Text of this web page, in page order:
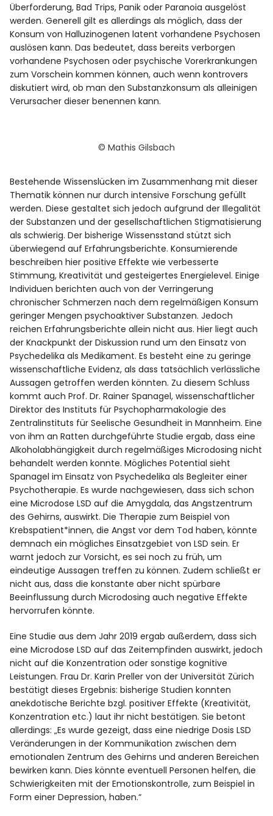
Überforderung, Bad Trips, Panik oder Paranoia ausgelöst
werden. Generell gilt es allerdings als möglich, dass der
Konsum von Halluzinogenen latent vorhandene Psychosen
auslösen kann. Das bedeutet, dass bereits verborgen
vorhandene Psychosen oder psychische Vorerkrankungen
zum Vorschein kommen können, auch wenn kontrovers
diskutiert wird, ob man den Substanzkonsum als alleinigen
Verursacher dieser benennen kann.
© Mathis Gilsbach
Bestehende Wissenslücken im Zusammenhang mit dieser
Thematik können nur durch intensive Forschung gefüllt
werden. Diese gestaltet sich jedoch aufgrund der Illegalität
der Substanzen und der gesellschaftlichen Stigmatisierung
als schwierig. Der bisherige Wissensstand stützt sich
überwiegend auf Erfahrungsberichte. Konsumierende
beschreiben hier positive Effekte wie verbesserte
Stimmung, Kreativität und gesteigertes Energielevel. Einige
Individuen berichten auch von der Verringerung
chronischer Schmerzen nach dem regelmäßigen Konsum
geringer Mengen psychoaktiver Substanzen. Jedoch
reichen Erfahrungsberichte allein nicht aus. Hier liegt auch
der Knackpunkt der Diskussion rund um den Einsatz von
Psychedelika als Medikament. Es besteht eine zu geringe
wissenschaftliche Evidenz, als dass tatsächlich verlässliche
Aussagen getroffen werden könnten. Zu diesem Schluss
kommt auch Prof. Dr. Rainer Spanagel, wissenschaftlicher
Direktor des Instituts für Psychopharmakologie des
Zentralinstituts für Seelische Gesundheit in Mannheim. Eine
von ihm an Ratten durchgeführte Studie ergab, dass eine
Alkoholabhängigkeit durch regelmäßiges Microdosing nicht
behandelt werden konnte. Mögliches Potential sieht
Spanagel im Einsatz von Psychedelika als Begleiter einer
Psychotherapie. Es wurde nachgewiesen, dass sich schon
eine Microdose LSD auf die Amygdala, das Angstzentrum
des Gehirns, auswirkt. Die Therapie zum Beispiel von
Krebspatient*innen, die Angst vor dem Tod haben, könnte
demnach ein mögliches Einsatzgebiet von LSD sein. Er
warnt jedoch zur Vorsicht, es sei noch zu früh, um
eindeutige Aussagen treffen zu können. Zudem schließt er
nicht aus, dass die konstante aber nicht spürbare
Beeinflussung durch Microdosing auch negative Effekte
hervorrufen könnte.
Eine Studie aus dem Jahr 2019 ergab außerdem, dass sich
eine Microdose LSD auf das Zeitempfinden auswirkt, jedoch
nicht auf die Konzentration oder sonstige kognitive
Leistungen. Frau Dr. Karin Preller von der Universität Zürich
bestätigt dieses Ergebnis: bisherige Studien konnten
anekdotische Berichte bzgl. positiver Effekte (Kreativität,
Konzentration etc.) laut ihr nicht bestätigen. Sie betont
allerdings: „Es wurde gezeigt, dass eine niedrige Dosis LSD
Veränderungen in der Kommunikation zwischen dem
emotionalen Zentrum des Gehirns und anderen Bereichen
bewirken kann. Dies könnte eventuell Personen helfen, die
Schwierigkeiten mit der Emotionskontrolle, zum Beispiel in
Form einer Depression, haben.“